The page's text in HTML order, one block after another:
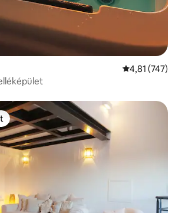
Átlagos
4,81 (747)